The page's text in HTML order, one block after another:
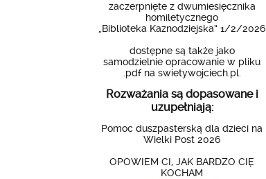
zaczerpnięte z dwumiesięcznika
homiletycznego
„Biblioteka Kaznodziejska” 1/2/2026
dostępne są także jako
samodzielnie opracowanie w pliku
.pdf na swietywojciech.pl.
Rozważania są dopasowane i
uzupełniają:
Pomoc duszpasterską dla dzieci na
Wielki Post 2026
OPOWIEM CI, JAK BARDZO CIĘ
KOCHAM